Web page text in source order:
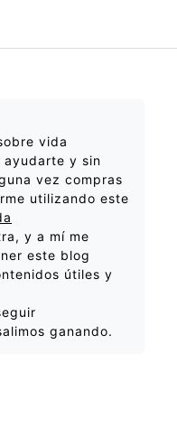
vida
ayudarte y sin
vez compras
utilizando este
y a mí me
este blog
útiles y
ganando.